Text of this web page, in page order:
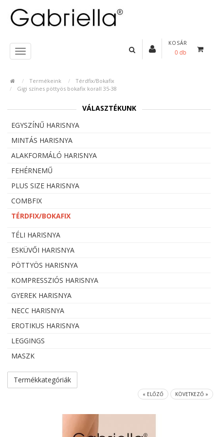
KOSÁR
0 db
Termékeink
Térdfix/Bokafix
Gigi színes pöttyös bokafix korall 35-38
VÁLASZTÉKUNK
EGYSZÍNŰ HARISNYA
MINTÁS HARISNYA
ALAKFORMÁLÓ HARISNYA
FEHÉRNEMŰ
PLUS SIZE HARISNYA
COMBFIX
TÉRDFIX/BOKAFIX
TÉLI HARISNYA
ESKÜVŐI HARISNYA
PÖTTYÖS HARISNYA
KOMPRESSZIÓS HARISNYA
GYEREK HARISNYA
NECC HARISNYA
EROTIKUS HARISNYA
LEGGINGS
MASZK
Termékkategóriák
« ELŐZŐ KÖVETKEZŐ »